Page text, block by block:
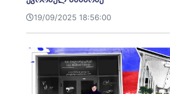
19/09/2025 18:56:00